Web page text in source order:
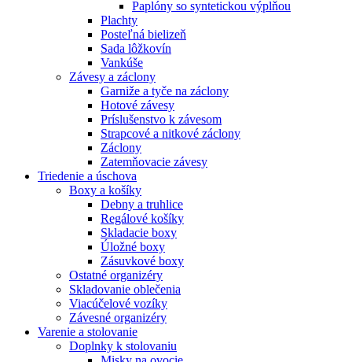
Paplóny so syntetickou výplňou
Plachty
Posteľná bielizeň
Sada lôžkovín
Vankúše
Závesy a záclony
Garniže a tyče na záclony
Hotové závesy
Príslušenstvo k závesom
Strapcové a nitkové záclony
Záclony
Zatemňovacie závesy
Triedenie a úschova
Boxy a košíky
Debny a truhlice
Regálové košíky
Skladacie boxy
Úložné boxy
Zásuvkové boxy
Ostatné organizéry
Skladovanie oblečenia
Viacúčelové vozíky
Závesné organizéry
Varenie a stolovanie
Doplnky k stolovaniu